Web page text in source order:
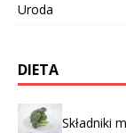
Uroda
DIETA
Składniki